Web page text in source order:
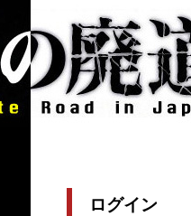
ログイン